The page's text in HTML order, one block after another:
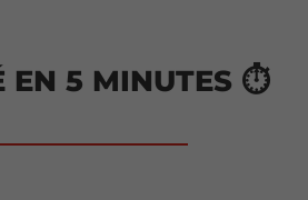
EN 5 MINUTES ⏱️